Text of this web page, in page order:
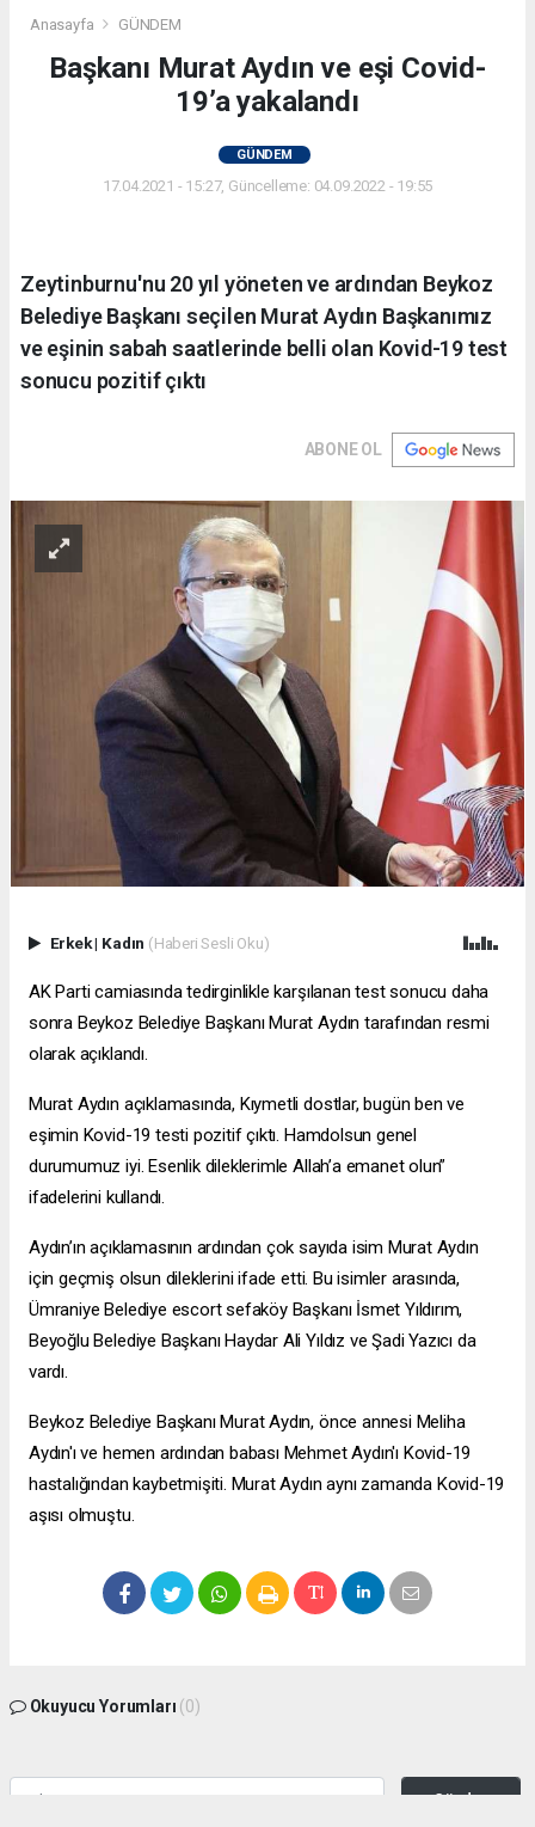
Anasayfa GÜNDEM
Başkanı Murat Aydın ve eşi Covid-
19’a yakalandı
GÜNDEM
17.04.2021 - 15:27, Güncelleme: 04.09.2022 - 19:55
Zeytinburnu'nu 20 yıl yöneten ve ardından Beykoz
Belediye Başkanı seçilen Murat Aydın Başkanımız
ve eşinin sabah saatlerinde belli olan Kovid-19 test
sonucu pozitif çıktı
ABONE OL
Erkek| Kadın (Haberi Sesli Oku)
AK Parti camiasında tedirginlikle karşılanan test sonucu daha
sonra Beykoz Belediye Başkanı Murat Aydın tarafından resmi
olarak açıklandı.
Murat Aydın açıklamasında, Kıymetli dostlar, bugün ben ve
eşimin Kovid-19 testi pozitif çıktı. Hamdolsun genel
durumumuz iyi. Esenlik dileklerimle Allah’a emanet olun”
ifadelerini kullandı.
Aydın’ın açıklamasının ardından çok sayıda isim Murat Aydın
için geçmiş olsun dileklerini ifade etti. Bu isimler arasında,
Ümraniye Belediye escort sefaköyBaşkanı İsmet Yıldırım,
Beyoğlu Belediye Başkanı Haydar Ali Yıldız ve Şadi Yazıcı da
vardı.
Beykoz Belediye Başkanı Murat Aydın, önce annesi Meliha
Aydın'ı ve hemen ardından babası Mehmet Aydın'ı Kovid-19
hastalığından kaybetmişiti. Murat Aydın aynı zamanda Kovid-19
aşısı olmuştu.
Okuyucu Yorumları (0)
Gönder